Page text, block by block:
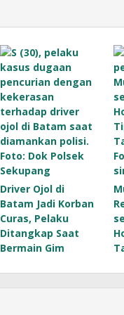
Driver Ojol di
Batam Jadi Korban
Curas, Pelaku
Ditangkap Saat
Bermain Gim